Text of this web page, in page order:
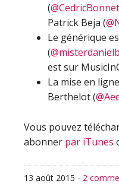
(@CedricBonnet
Patrick Beja (
Le générique
(@misterdanielb
est sur
La mise en
Berthelot (
Vous pouvez
abonner par iTunes
13 août 2015 - 2